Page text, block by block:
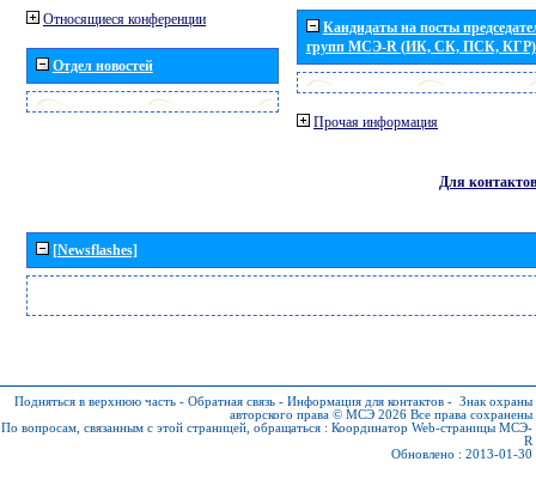
Относящиеся конференции
Отдел новостей
Кандидаты на посты
групп МСЭ-R (ИК, СК, ПСК, КГР)
Прочая информация
Для контактов
[Newsflashes]
Подняться в верхнюю часть - Обратная связь - Информация для контактов - Знак охраны
авторского права © МСЭ 2026 Все права сохранены
По вопросам, связанным с этой страницей, обращаться : Координатор Web-страницы МСЭ-
R
Обновлено : 2013-01-30